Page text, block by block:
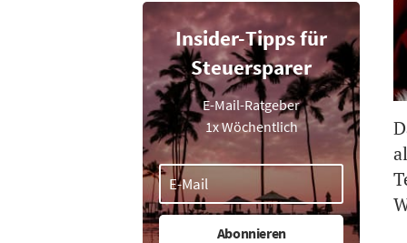
Insider-Tipps für
Steuersparer
E-Mail-Ratgeber
1x Wöchentlich